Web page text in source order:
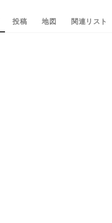
投稿 地図 関連リスト